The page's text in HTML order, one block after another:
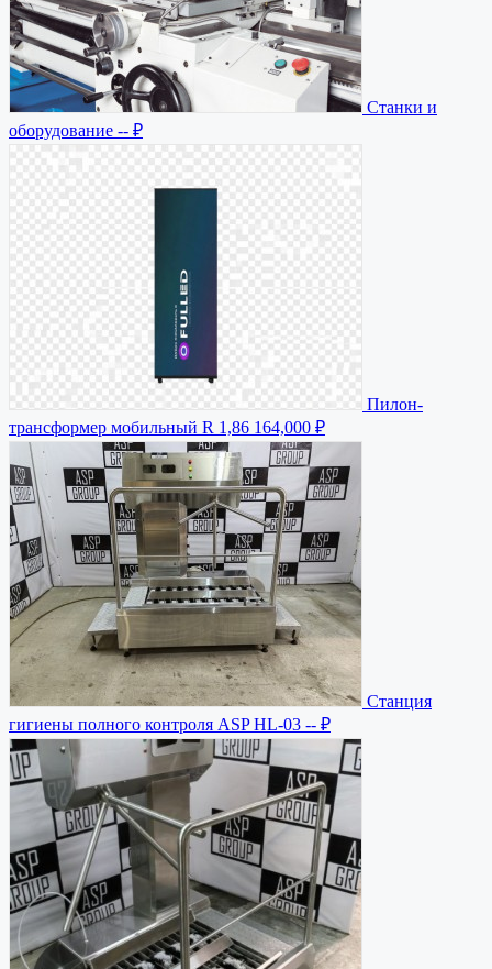
Станки и
оборудование -- ₽
Пилон-
трансформер мобильный R 1,86 164,000 ₽
Станция
гигиены полного контроля ASP HL-03 -- ₽